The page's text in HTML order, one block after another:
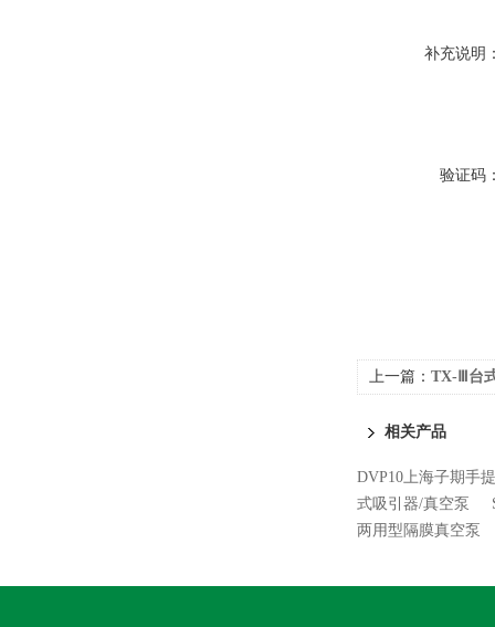
补充说明
验证码
上一篇： TX-Ⅲ台
相关产品
DVP10上海子期手
式吸引器/真空泵
两用型隔膜真空泵